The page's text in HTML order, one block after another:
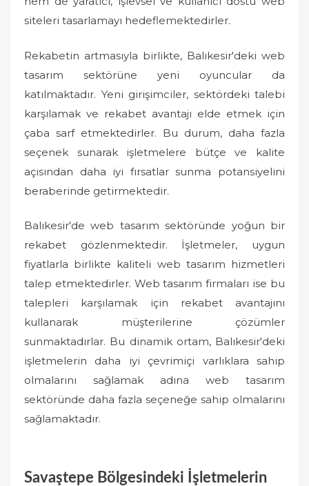
siteleri tasarlamayı hedeflemektedirler.
Rekabetin artmasıyla birlikte, Balıkesir'deki web
tasarım sektörüne yeni oyuncular da
katılmaktadır. Yeni girişimciler, sektördeki talebi
karşılamak ve rekabet avantajı elde etmek için
çaba sarf etmektedirler. Bu durum, daha fazla
seçenek sunarak işletmelere bütçe ve kalite
açısından daha iyi fırsatlar sunma potansiyelini
beraberinde getirmektedir.
Balıkesir'de web tasarım sektöründe yoğun bir
rekabet gözlenmektedir. İşletmeler, uygun
fiyatlarla birlikte kaliteli web tasarım hizmetleri
talep etmektedirler. Web tasarım firmaları ise bu
talepleri karşılamak için rekabet avantajını
kullanarak müşterilerine çözümler
sunmaktadırlar. Bu dinamik ortam, Balıkesir'deki
işletmelerin daha iyi çevrimiçi varlıklara sahip
olmalarını sağlamak adına web tasarım
sektöründe daha fazla seçeneğe sahip olmalarını
sağlamaktadır.
Savaştepe Bölgesindeki İşletmelerin